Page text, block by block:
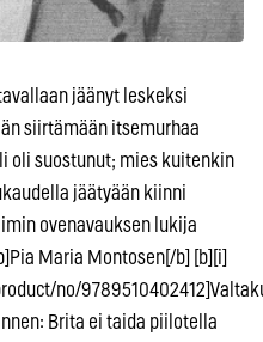
jäänyt leskeksi
siirtämään itsemurhaa
oli suostunut; mies kuitenkin
jäätyään kiinni
ovenavauksen lukija
Maria Montosen[/b] [b][i]
no/
Brita ei taida piilotella